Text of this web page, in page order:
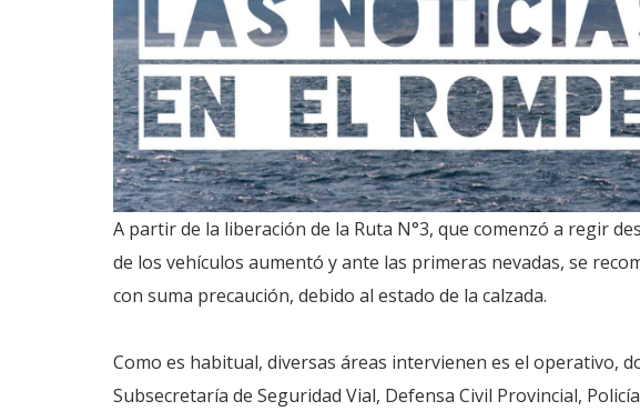
A partir de la liberación de la Ruta N°3, que comenzó a regir
de los vehículos aumentó y ante las primeras nevadas, se
con suma precaución, debido al estado de la calzada.
Como es habitual, diversas áreas intervienen es el operativo,
Subsecretaría de Seguridad Vial, Defensa Civil Provincial,